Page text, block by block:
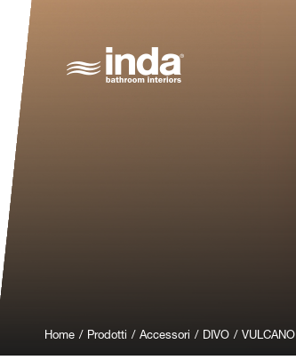
Home / Prodotti / Accessori / DIVO / VULCANO